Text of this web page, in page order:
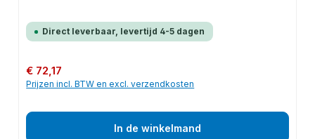
Direct leverbaar, levertijd 4-5 dagen
Normale prijs:
€ 72,17
Prijzen incl. BTW en excl. verzendkosten
In de winkelmand